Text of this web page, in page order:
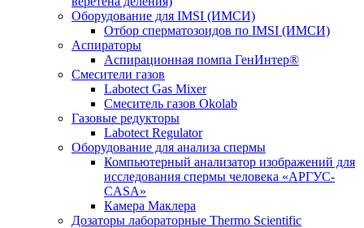
Оборудование для IMSI (ИМСИ)
Отбор сперматозоидов по IMSI (ИМСИ)
Аспираторы
Аспирационная помпа ГенИнтер®
Смесители газов
Labotect Gas Mixer
Смеситель газов Okolab
Газовые редукторы
Labotect Regulator
Оборудование для анализа спермы
Компьютерный анализатор изображений для
исследования спермы человека «АРГУС-
CASA»
Камера Маклера
Дозаторы лабораторные Thermo Scientific